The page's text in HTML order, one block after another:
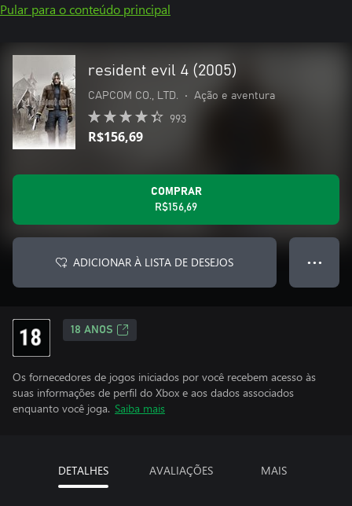
Pular para o conteúdo principal
resident evil 4 (2005)
CAPCOM CO., LTD. • Ação e aventura
993
R$156,69
COMPRAR
R$156,69
ADICIONAR À LISTA DE DESEJOS ● ● ●
18 ANOS
Os fornecedores de jogos iniciados por você recebem acesso às
suas informações de perfil do Xbox e aos dados associados
enquanto você joga. Saiba mais
DETALHES AVALIAÇÕES MAIS